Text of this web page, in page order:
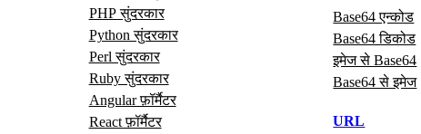
PHP सुंदरकार
Python सुंदरकार
Perl सुंदरकार
Ruby सुंदरकार
Angular फ़ॉर्मैटर
React फ़ॉर्मैटर
Base64 एन्कोड
Base64 डिकोड
इमेज से Base64
Base64 से इमेज
URL